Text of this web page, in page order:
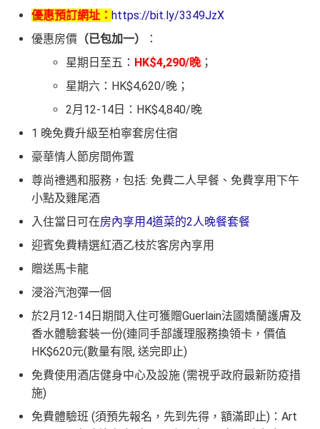
優惠預訂網址： https://bit.ly/3349JzX
優惠房價 （已包加一）
：
星期日至五： HK$4,290/晚 ；
星期六：HK$4,620/晚；
2月12-14日：HK$4,840/晚
1 晚免費升級至柏寧套房住宿
豪華情人節房間佈置
尊尚禮遇和服務，包括: 免費二人早餐、免費享用下午
小點及雞尾酒
入住當日可在房內享用4道菜的2人晚餐套餐
迎賓免費精選紅酒乙枝於客房內享用
贈送馬卡龍
浸浴汽泡彈一個
於2月12-14日期間入住可獲贈Guerlain法國嬌蘭護膚及
香水體驗套裝一份(連同手部護理服務換領卡，價值
HK$620元(數量有限, 送完即止)
免費使用酒店健身中心及設施 (需視乎政府最新防疫措
施)
免費體驗班 (須預先報名，先到先得，額滿即止)：Art